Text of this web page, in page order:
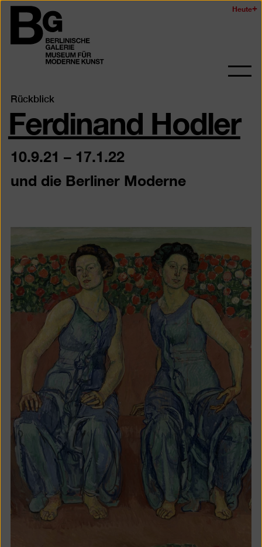
Zum
Seiteninhalt
springen
Berlinischen
Galerie
Heute
Rückblick
Ferdinand Hodler
10.9.21 –17.1.22
und die Berliner Moderne